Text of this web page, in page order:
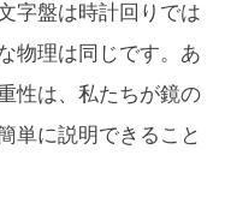
字盤は時計回りでは
物理は同じです。あ
性は、私たちが鏡の
単に説明できること